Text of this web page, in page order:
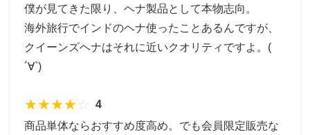
僕が見てきた限り、ヘナ製品として本物志向。
海外旅行でインドのヘナ使ったことあるんですが、
クイーンズヘナはそれに近いクオリティですよ。(
´∀`)
★★★★☆
4
商品単体ならおすすめ度高め。でも会員限定販売な